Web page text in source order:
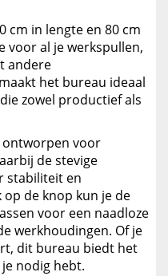
cm in lengte en 80 cm
voor al je werkspullen,
andere
het bureau ideaal
zowel productief als
ontworpen voor
de stevige
stabiliteit en
de knop kun je de
voor een naadloze
werkhoudingen. Of je
dit bureau biedt het
nodig hebt.